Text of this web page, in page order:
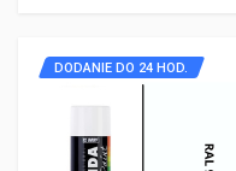
DODANIE DO 24 HOD.